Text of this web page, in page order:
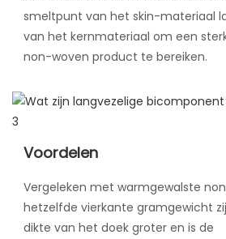
smeltpunt van het skin-materiaal
van het kernmateriaal om een
non-woven product te bereiken.
Voordelen
Vergeleken met warmgewalste
hetzelfde vierkante gramgewicht
dikte van het doek groter en is de